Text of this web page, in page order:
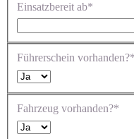
Einsatzbereit ab*
Führerschein vorhanden?*
Fahrzeug vorhanden?*